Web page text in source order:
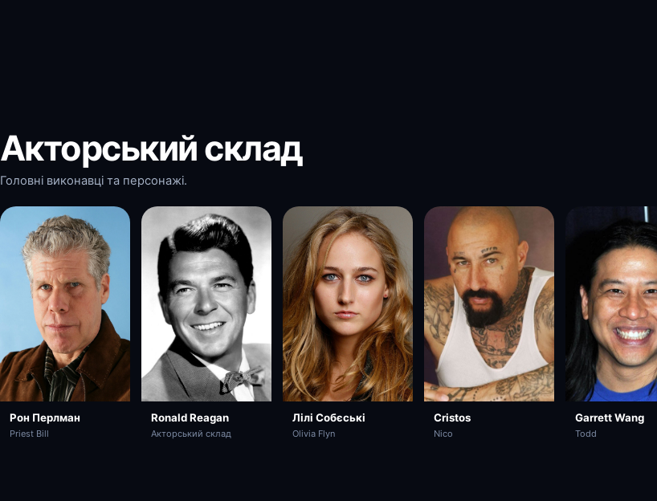
Акторський склад
Головні виконавці та персонажі.
Рон Перлман
Priest Bill
Ronald Reagan
Акторський склад
Лілі Собєські
Olivia Flyn
Cristos
Nico
Garrett Wang
Todd